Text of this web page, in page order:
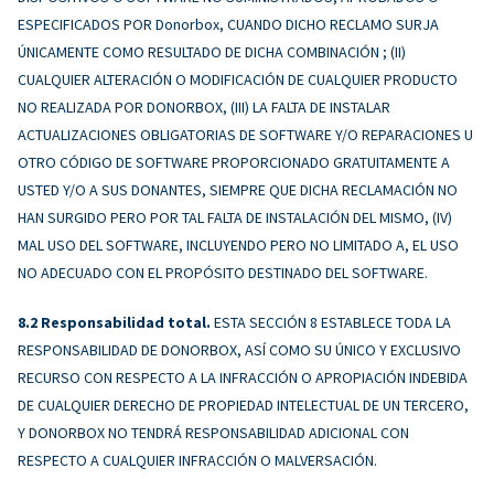
ESPECIFICADOS POR Donorbox, CUANDO DICHO RECLAMO SURJA
ÚNICAMENTE COMO RESULTADO DE DICHA COMBINACIÓN ; (II)
CUALQUIER ALTERACIÓN O MODIFICACIÓN DE CUALQUIER PRODUCTO
NO REALIZADA POR DONORBOX, (III) LA FALTA DE INSTALAR
ACTUALIZACIONES OBLIGATORIAS DE SOFTWARE Y/O REPARACIONES U
OTRO CÓDIGO DE SOFTWARE PROPORCIONADO GRATUITAMENTE A
USTED Y/O A SUS DONANTES, SIEMPRE QUE DICHA RECLAMACIÓN NO
HAN SURGIDO PERO POR TAL FALTA DE INSTALACIÓN DEL MISMO, (IV)
MAL USO DEL SOFTWARE, INCLUYENDO PERO NO LIMITADO A, EL USO
NO ADECUADO CON EL PROPÓSITO DESTINADO DEL SOFTWARE.
Responsabilidad total. ESTA SECCIÓN 8 ESTABLECE TODA LA
RESPONSABILIDAD DE DONORBOX, ASÍ COMO SU ÚNICO Y EXCLUSIVO
RECURSO CON RESPECTO A LA INFRACCIÓN O APROPIACIÓN INDEBIDA
DE CUALQUIER DERECHO DE PROPIEDAD INTELECTUAL DE UN TERCERO,
Y DONORBOX NO TENDRÁ RESPONSABILIDAD ADICIONAL CON
RESPECTO A CUALQUIER INFRACCIÓN O MALVERSACIÓN.